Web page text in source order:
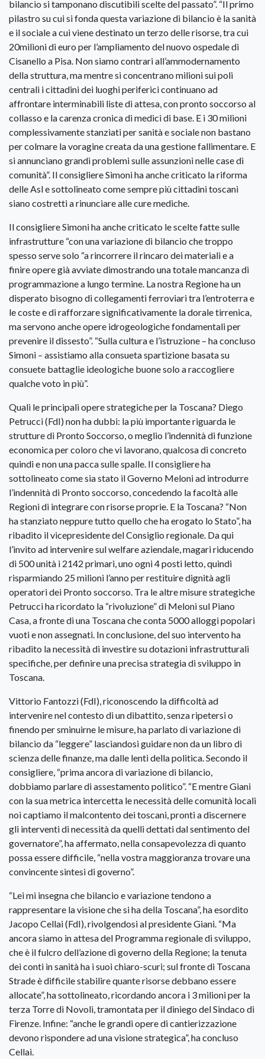
bilancio si tamponano discutibili scelte del passato”. “Il primo
pilastro su cui si fonda questa variazione di bilancio è la sanità
e il sociale a cui viene destinato un terzo delle risorse, tra cui
20milioni di euro per l’ampliamento del nuovo ospedale di
Cisanello a Pisa. Non siamo contrari all’ammodernamento
della struttura, ma mentre si concentrano milioni sui poli
centrali i cittadini dei luoghi periferici continuano ad
affrontare interminabili liste di attesa, con pronto soccorso al
collasso e la carenza cronica di medici di base. E i 30 milioni
complessivamente stanziati per sanità e sociale non bastano
per colmare la voragine creata da una gestione fallimentare. E
si annunciano grandi problemi sulle assunzioni nelle case di
comunità”. Il consigliere Simoni ha anche criticato la riforma
delle Asl e sottolineato come sempre più cittadini toscani
siano costretti a rinunciare alle cure mediche.
Il consigliere Simoni ha anche criticato le scelte fatte sulle
infrastrutture “con una variazione di bilancio che troppo
spesso serve solo “a rincorrere il rincaro dei materiali e a
finire opere già avviate dimostrando una totale mancanza di
programmazione a lungo termine. La nostra Regione ha un
disperato bisogno di collegamenti ferroviari tra l’entroterra e
le coste e di rafforzare significativamente la dorale tirrenica,
ma servono anche opere idrogeologiche fondamentali per
prevenire il dissesto”. “Sulla cultura e l’istruzione – ha concluso
Simoni – assistiamo alla consueta spartizione basata su
consuete battaglie ideologiche buone solo a raccogliere
qualche voto in più”.
Quali le principali opere strategiche per la Toscana? Diego
Petrucci (FdI) non ha dubbi: la più importante riguarda le
strutture di Pronto Soccorso, o meglio l’indennità di funzione
economica per coloro che vi lavorano, qualcosa di concreto
quindi e non una pacca sulle spalle. Il consigliere ha
sottolineato come sia stato il Governo Meloni ad introdurre
l’indennità di Pronto soccorso, concedendo la facoltà alle
Regioni di integrare con risorse proprie. E la Toscana? “Non
ha stanziato neppure tutto quello che ha erogato lo Stato”, ha
ribadito il vicepresidente del Consiglio regionale. Da qui
l’invito ad intervenire sul welfare aziendale, magari riducendo
di 500 unità i 2142 primari, uno ogni 4 posti letto, quindi
risparmiando 25 milioni l’anno per restituire dignità agli
operatori dei Pronto soccorso. Tra le altre misure strategiche
Petrucci ha ricordato la “rivoluzione” di Meloni sul Piano
Casa, a fronte di una Toscana che conta 5000 alloggi popolari
vuoti e non assegnati. In conclusione, del suo intervento ha
ribadito la necessità di investire su dotazioni infrastrutturali
specifiche, per definire una precisa strategia di sviluppo in
Toscana.
Vittorio Fantozzi (FdI), riconoscendo la difficoltà ad
intervenire nel contesto di un dibattito, senza ripetersi o
finendo per sminuirne le misure, ha parlato di variazione di
bilancio da “leggere” lasciandosi guidare non da un libro di
scienza delle finanze, ma dalle lenti della politica. Secondo il
consigliere, “prima ancora di variazione di bilancio,
dobbiamo parlare di assestamento politico”. “E mentre Giani
con la sua metrica intercetta le necessità delle comunità locali
noi captiamo il malcontento dei toscani, pronti a discernere
gli interventi di necessità da quelli dettati dal sentimento del
governatore”, ha affermato, nella consapevolezza di quanto
possa essere difficile, “nella vostra maggioranza trovare una
convincente sintesi di governo”.
“Lei mi insegna che bilancio e variazione tendono a
rappresentare la visione che si ha della Toscana”, ha esordito
Jacopo Cellai (FdI), rivolgendosi al presidente Giani. “Ma
ancora siamo in attesa del Programma regionale di sviluppo,
che è il fulcro dell’azione di governo della Regione; la tenuta
dei conti in sanità ha i suoi chiaro-scuri; sul fronte di Toscana
Strade è difficile stabilire quante risorse debbano essere
allocate”, ha sottolineato, ricordando ancora i 3 milioni per la
terza Torre di Novoli, tramontata per il diniego del Sindaco di
Firenze. Infine: “anche le grandi opere di cantierizzazione
devono rispondere ad una visione strategica”, ha concluso
Cellai.